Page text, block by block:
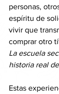
personas,
espíritu de
vivir que
comprar otro
La escuela
historia real
Estas